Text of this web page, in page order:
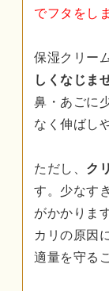
でフタをし
保湿クリー
しくなじま
鼻・あごに
なく伸ばし
ただし、 ク
す。少なす
がかかりま
カリの原因
適量を守る